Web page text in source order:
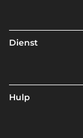
Dienst
Hulp